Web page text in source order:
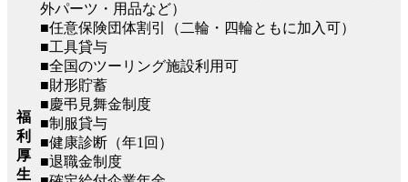
福
利
厚
生
外パーツ・用品など）
■任意保険団体割引（二輪・四輪ともに加入可）
■工具貸与
■全国のツーリング施設利用可
■財形貯蓄
■慶弔見舞金制度
■制服貸与
■健康診断（年1回）
■退職金制度